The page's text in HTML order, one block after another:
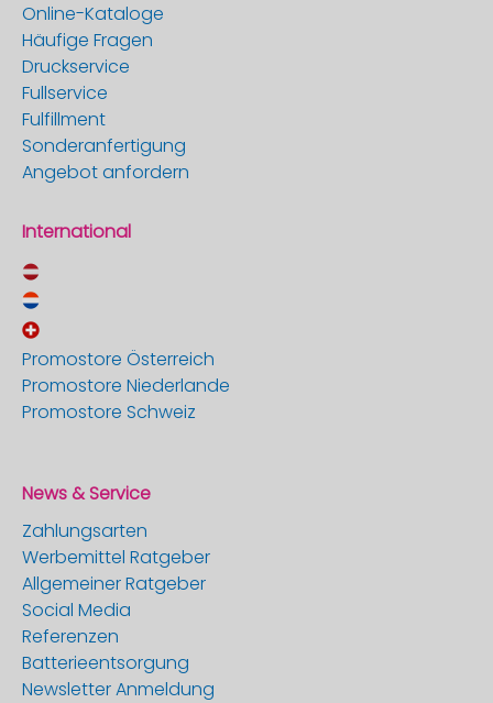
Online-Kataloge
Häufige Fragen
Druckservice
Fullservice
Fulfillment
Sonderanfertigung
Angebot anfordern
International
Promostore Österreich
Promostore Niederlande
Promostore Schweiz
News & Service
Zahlungsarten
Werbemittel Ratgeber
Allgemeiner Ratgeber
Social Media
Referenzen
Batterieentsorgung
Newsletter Anmeldung